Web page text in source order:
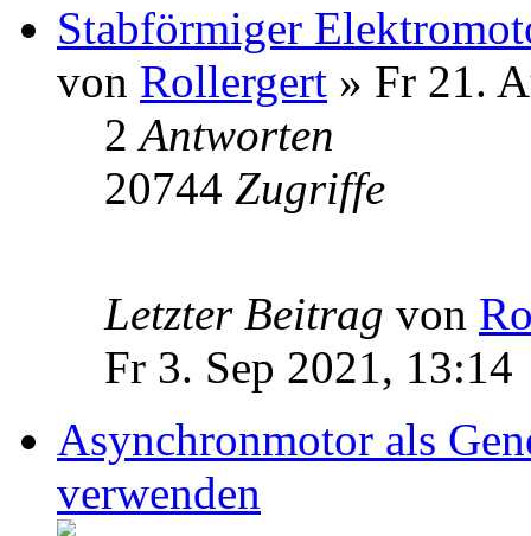
Stabförmiger
von Rollergert » Fr 21.
2Antworten
20744 Zugriffe
Letzter Beitrag von
Fr 3. Sep 2021, 13:14
Asynchronmotor als
verwenden